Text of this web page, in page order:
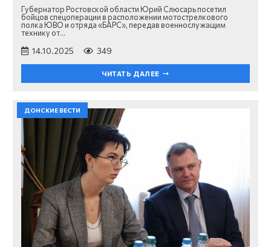
Губернатор Ростовской области Юрий Слюсарь посетил
бойцов спецоперации в расположении мотострелкового
полка ЮВО и отряда «БАРС», передав военнослужащим
технику от…
14.10.2025 349
ЧИТАТЬ ДАЛЕЕ
ДОНСКИЕ ВЕСТИ